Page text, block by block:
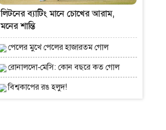
লিটনের ব্যাটিং মানে চোখের আরাম,
মনের শান্তি
পেলের মুখে পেলের হাজারতম গোল
রোনালদো-মেসি: কোন বছরে কত গোল
বিশ্বকাপের রঙ হলুদ!